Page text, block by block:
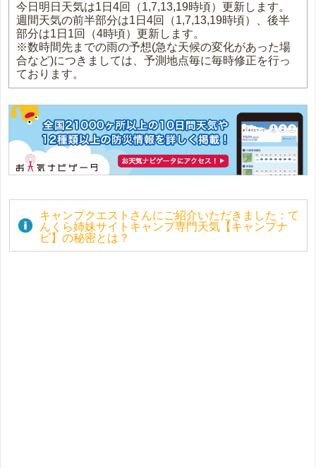
今日明日天気は1日4回（1,7,13,19時頃）更新します。
週間天気の前半部分は1日4回（1,7,13,19時頃）、後半
部分は1日1回（4時頃）更新します。
※数時間先までの雨の予想(急な天候の変化があった場
合など)につきましては、予測地点毎に毎時修正を行っ
ております。
キャンプクエストさんにご紹介いただきました：て
んくら姉妹サイトキャンプ専門天気【キャンプナ
ビ】の秘密とは？